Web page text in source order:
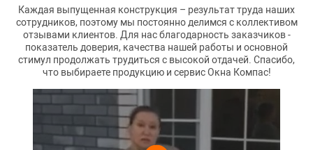
Каждая выпущенная конструкция – результат труда наших
сотрудников, поэтому мы постоянно делимся с коллективом
отзывами клиентов. Для нас благодарность заказчиков -
показатель доверия, качества нашей работы и основной
стимул продолжать трудиться с высокой отдачей. Спасибо,
что выбираете продукцию и сервис Окна Компас!